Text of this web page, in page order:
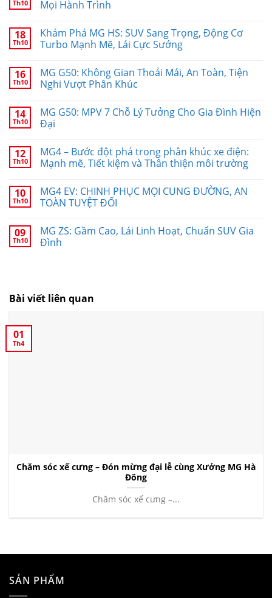
Th10 Mọi Hành Trình
18
Th10
Khám Phá MG HS: SUV Sang Trọng, Động Cơ
Turbo Mạnh Mẽ, Lái Cực Sướng
16
Th10
MG G50: Không Gian Thoải Mái, An Toàn, Tiện
Nghi Vượt Phân Khúc
14
Th10
MG G50: MPV 7 Chỗ Lý Tưởng Cho Gia Đình Hiện
Đại
12
Th10
MG4 – Bước đột phá trong phân khúc xe điện:
Mạnh mẽ, Tiết kiệm và Thân thiện môi trường
10
Th10
MG4 EV: CHINH PHỤC MỌI CUNG ĐƯỜNG, AN
TOÀN TUYỆT ĐỐI
09
Th10
MG ZS: Gầm Cao, Lái Linh Hoạt, Chuẩn SUV Gia
Đình
Bài viết liên quan
Chăm sóc xế cưng – Đón mừng đại lễ cùng Xưởng MG Hà
Đông
Chăm sóc xế cưng –...
01
Th4
SẢN PHẨM